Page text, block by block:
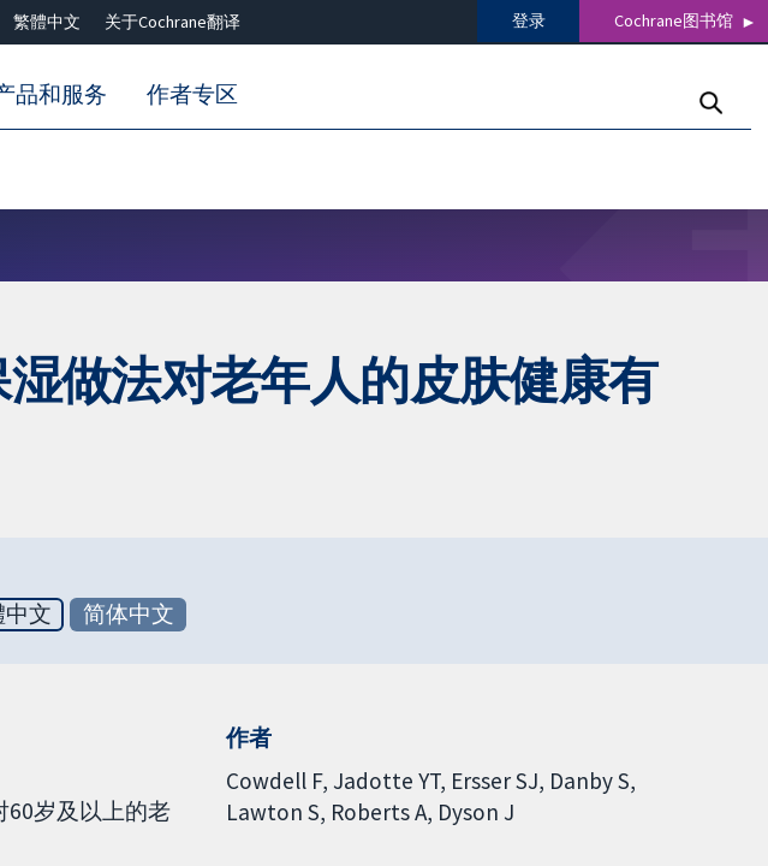
繁體中文 关于Cochrane翻译 登录 Cochrane图书馆
品和服务 作者专区
做法对老年人的皮肤健康有
文 简体中文
岁及以上的老
作者
Cowdell F Jadotte YT Ersser SJ Danby S
Lawton S Roberts A Dyson J